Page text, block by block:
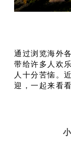
通过浏览海外
带给许多人欢
人十分苦恼。
迎，一起来看看